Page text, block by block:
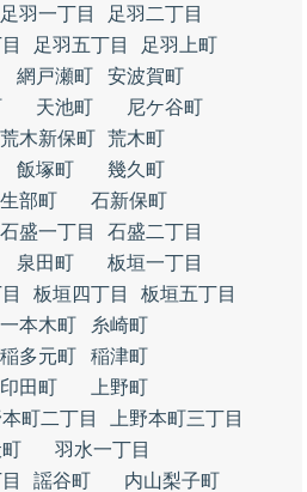
足羽一丁目
足羽二丁目
足羽五丁目
足羽上町
網戸瀬町
安波賀町
天池町
尼ケ谷町
荒木新保町 荒木町
飯塚町
幾久町
生部町
石新保町
石盛一丁目
石盛二丁目
泉田町
板垣一丁目
板垣四丁目
板垣五丁目
一本木町
糸崎町
稲多元町
稲津町
印田町
上野町
本町二丁目
上野本町三丁目
町
羽水一丁目
謡谷町
内山梨子町